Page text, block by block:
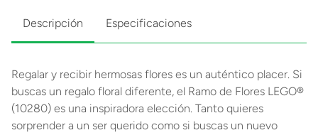
Descripción Especificaciones
Regalar y recibir hermosas flores es un auténtico placer. Si
buscas un regalo floral diferente, el Ramo de Flores LEGO®
(10280) es una inspiradora elección. Tanto quieres
sorprender a un ser querido como si buscas un nuevo